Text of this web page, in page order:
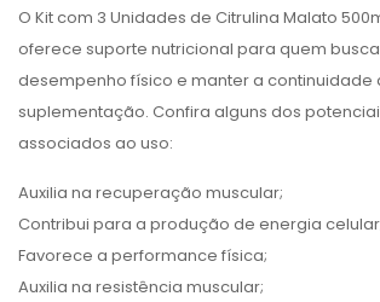
O Kit com 3 Unidades de Citrulina Malato
oferece suporte nutricional para quem
desempenho físico e manter a continuidade
suplementação. Confira alguns dos
associados ao uso:
Auxilia na recuperação muscular;
Contribui para a produção de energia
Favorece a performance física;
Auxilia na resistência muscular;